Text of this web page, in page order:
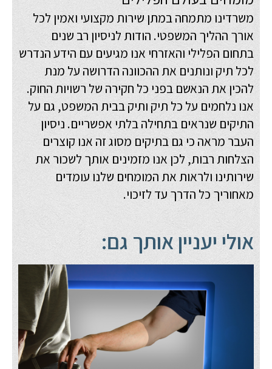
משרדינו מתמחה במתן שירות מקצועי ואמין לכל
אורך ההליך המשפטי. הודות לניסיון רב שנים
בתחום הפלילי והאזרחי אנו מגיעים עם הידע הנדרש
לכל תיק ונותנים את ההכוונה הדרושה על מנת
להכין את הנאשם בפני כל חקירה של רשויות החוק.
אנו נלחמים על כל תיק ותיק בבית המשפט, גם על
התיקים שנראים בתחילה בלתי אפשריים. ניסיון
העבר מראה כי גם בתיקים מסוג זה אנו קוצרים
הצלחות רבות, לכן אנו מזמינים אותך לשכור את
שירותינו ולראות את המומחים שלנו עומדים
מאחוריך כל הדרך עד לזיכוי.
אולי יעניין אותך גם: